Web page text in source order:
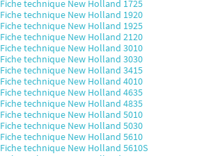
Fiche technique New Holland 1725
Fiche technique New Holland 1920
Fiche technique New Holland 1925
Fiche technique New Holland 2120
Fiche technique New Holland 3010
Fiche technique New Holland 3030
Fiche technique New Holland 3415
Fiche technique New Holland 4010
Fiche technique New Holland 4635
Fiche technique New Holland 4835
Fiche technique New Holland 5010
Fiche technique New Holland 5030
Fiche technique New Holland 5610
Fiche technique New Holland 5610S